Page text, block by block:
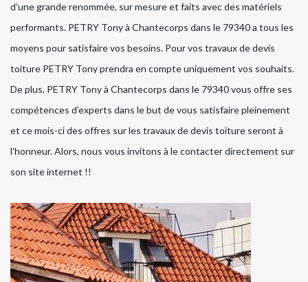
d’une grande renommée, sur mesure et faits avec des matériels
performants. PETRY Tony à Chantecorps dans le 79340 a tous les
moyens pour satisfaire vos besoins. Pour vos travaux de devis
toiture PETRY Tony prendra en compte uniquement vos souhaits.
De plus, PETRY Tony à Chantecorps dans le 79340 vous offre ses
compétences d’experts dans le but de vous satisfaire pleinement
et ce mois-ci des offres sur les travaux de devis toiture seront à
l’honneur. Alors, nous vous invitons à le contacter directement sur
son site internet !!